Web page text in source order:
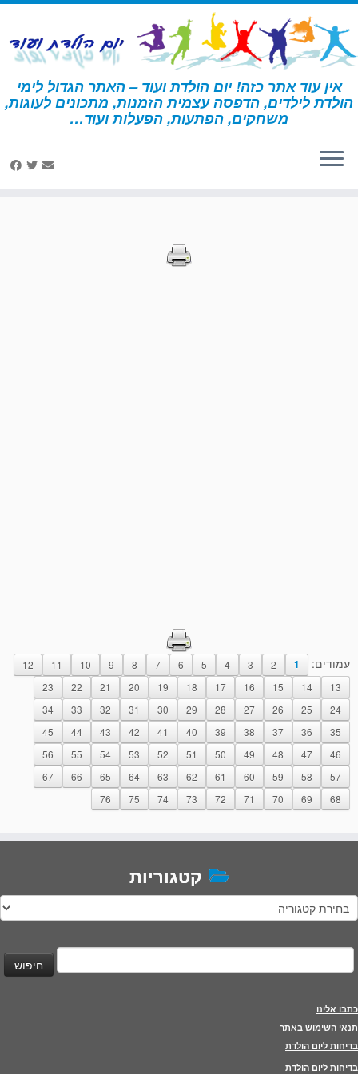
דלג
לתוכן
אין עוד אתר כזה! יום הולדת ועוד – האתר הגדול לימי
הולדת לילדים, הדפסה עצמית הזמנות, מתכונים לעוגות,
משחקים, הפתעות, הפעלות ועוד… דף הבית » הדפסות – דינוזאור
הדפסות – דינוזאור
עמודים: 1
2
3
4
5
6
7
8
9
10
11
12
13
14
15
16
17
18
19
20
21
22
23
24
25
26
27
28
29
30
31
32
33
34
35
36
37
38
39
40
41
42
43
44
45
46
47
48
49
50
51
52
53
54
55
56
57
58
59
60
61
62
63
64
65
66
67
68
69
70
71
72
73
74
75
76
קטגוריות
קטגוריות
כתבו אלינו
תנאי השימוש באתר
בדיחות ליום הולדת
בדיחות ליום הולדת